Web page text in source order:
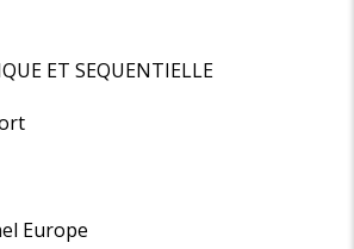
ET SEQUENTIELLE
Europe